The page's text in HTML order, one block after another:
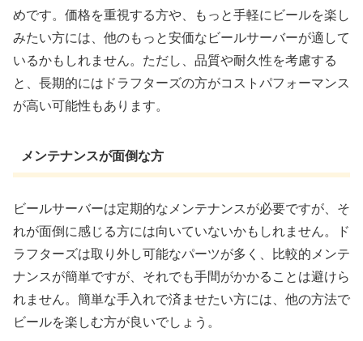
めです。価格を重視する方や、もっと手軽にビールを楽し
みたい方には、他のもっと安価なビールサーバーが適して
いるかもしれません。ただし、品質や耐久性を考慮する
と、長期的にはドラフターズの方がコストパフォーマンス
が高い可能性もあります。
メンテナンスが面倒な方
ビールサーバーは定期的なメンテナンスが必要ですが、そ
れが面倒に感じる方には向いていないかもしれません。ド
ラフターズは取り外し可能なパーツが多く、比較的メンテ
ナンスが簡単ですが、それでも手間がかかることは避けら
れません。簡単な手入れで済ませたい方には、他の方法で
ビールを楽しむ方が良いでしょう。